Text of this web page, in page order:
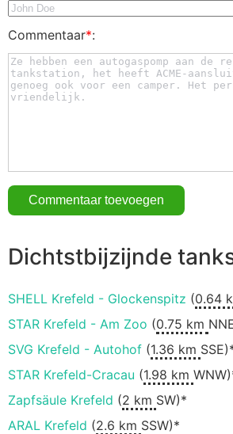
Commentaar*:
Dichtstbijzijnde
SHELL Krefeld - Glockenspitz (0.64
STAR Krefeld - Am Zoo (0.75 km
SVG Krefeld - Autohof (1.36 km
STAR Krefeld-Cracau (1.98 km
Zapfsäule Krefeld (2 km SW)*
ARAL Krefeld (2.6 km SSW)*